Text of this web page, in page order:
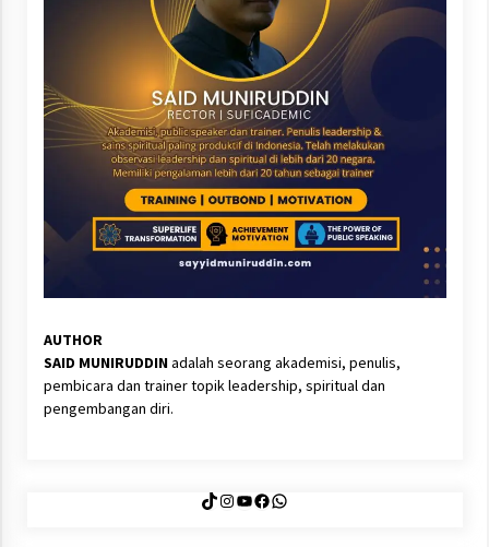
AUTHOR
SAID MUNIRUDDINadalah seorang akademisi, penulis,
pembicara dan trainer topik leadership, spiritual dan
pengembangan diri.
TikTok
Instagram
YouTube
Facebook
WhatsApp